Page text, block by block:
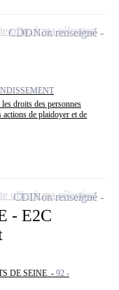
droits des personnes
actions de plaidoyer et de
CDDNon renseigné
offre à ma sélection
- E2C
DE SEINE - 92 -
CDINon renseigné
offre à ma sélection